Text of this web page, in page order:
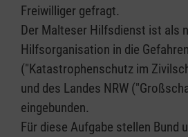
Freiwilliger gefragt.
Der Malteser Hilfsdienst ist als
Hilfsorganisation in die
("Katastrophenschutz im
und des Landes NRW
eingebunden.
Für diese Aufgabe stellen Bund